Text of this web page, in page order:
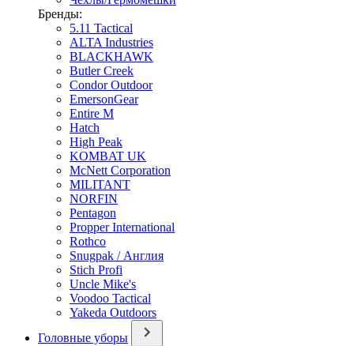
Бренды:
5.11 Tactical
ALTA Industries
BLACKHAWK
Butler Creek
Condor Outdoor
EmersonGear
Entire M
Hatch
High Peak
KOMBAT UK
McNett Corporation
MILITANT
NORFIN
Pentagon
Propper International
Rothco
Snugpak / Англия
Stich Profi
Uncle Mike's
Voodoo Tactical
Yakeda Outdoors
Головные уборы